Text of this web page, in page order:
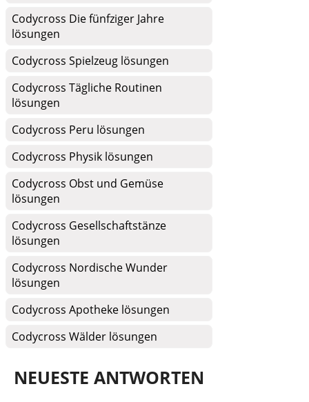
Codycross Die fünfziger Jahre
lösungen
Codycross Spielzeug lösungen
Codycross Tägliche Routinen
lösungen
Codycross Peru lösungen
Codycross Physik lösungen
Codycross Obst und Gemüse
lösungen
Codycross Gesellschaftstänze
lösungen
Codycross Nordische Wunder
lösungen
Codycross Apotheke lösungen
Codycross Wälder lösungen
NEUESTE ANTWORTEN